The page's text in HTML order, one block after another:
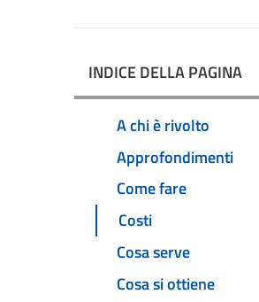
INDICE DELLA PAGINA
A chi è rivolto
Approfondimenti
Come fare
Costi
Cosa serve
Cosa si ottiene